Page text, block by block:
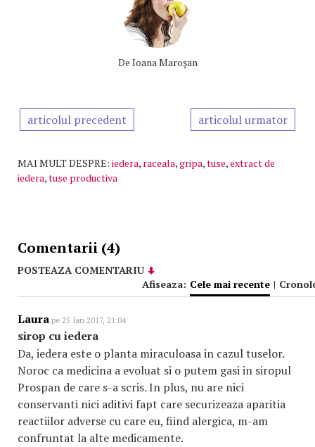
De Ioana Maroşan
articolul precedent articolul urmator
MAI MULT DESPRE: iedera, raceala,gripa,tuse,extract de
iedera,tuse productiva
Comentarii (4)
POSTEAZA COMENTARIU
Afiseaza: Cele mai recente |
Laura pe 25 Ian 2017, 21:04
sirop cu iedera
Da, iedera este o planta miraculoasa in cazul tuselor.
Noroc ca medicina a evoluat si o putem gasi in siropul
Prospan de care s-a scris. In plus, nu are nici
conservanti nici aditivi fapt care securizeaza aparitia
reactiilor adverse cu care eu, fiind alergica, m-am
confruntat la alte medicamente.